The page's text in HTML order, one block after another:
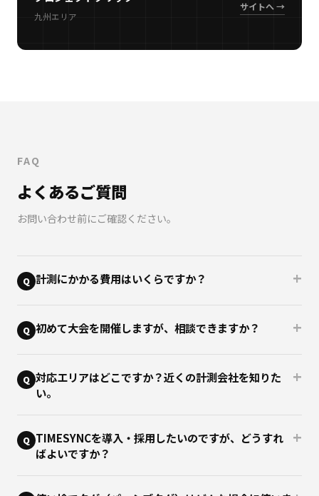
九州エリア
サイトへ →
FAQ
よくあるご質問
お問い合わせ前にご確認ください。
Q 計測にかかる費用はいくらですか？ +
Q 初めて大会を開催しますが、相談できますか？ +
Q 対応エリアはどこですか？近くの計測会社を知りた
い。
+
Q TIMESYNCを導入・採用したいのですが、どうすれ
ばよいですか？
+